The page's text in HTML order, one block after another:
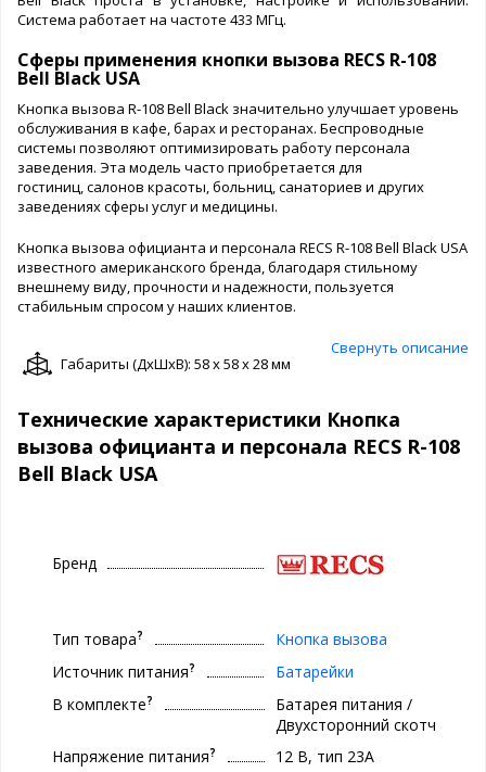
Система работает на частоте 433 МГц.
Сферы применения кнопки вызова RECS R-108
Bell Black USA
Кнопка вызова R-108 Bell Black значительно улучшает уровень
обслуживания в кафе, барах и ресторанах. Беспроводные
системы позволяют оптимизировать работу персонала
заведения. Эта модель часто приобретается для
гостиниц, салонов красоты, больниц, санаториев и других
заведениях сферы услуг и медицины.
Кнопка вызова официанта и персонала RECS R-108 Bell Black USA
известного американского бренда, благодаря стильному
внешнему виду, прочности и надежности, пользуется
стабильным спросом у наших клиентов.
Свернуть описание
Габариты (ДxШxВ): 58 x 58 x 28 мм
Технические характеристики Кнопка
вызова официанта и персонала RECS R-108
Bell Black USA
Бренд
Тип товара?
Кнопка вызова
Источник питания?
Батарейки
В комплекте?
Батарея питания /
Двухсторонний скотч
Напряжение питания?
12 В, тип 23A